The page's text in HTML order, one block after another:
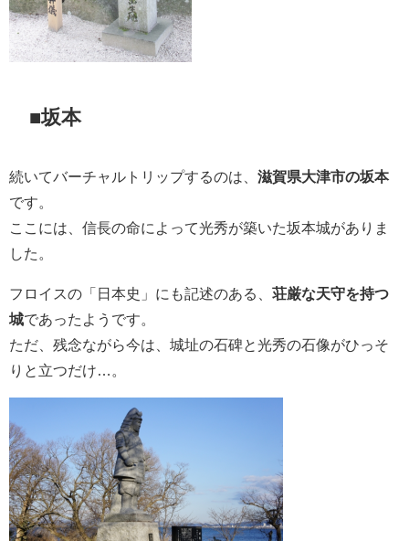
■坂本
続いてバーチャルトリップするのは、 滋賀県大津市の坂本
です。
ここには、信長の命によって光秀が築いた坂本城がありま
した。
フロイスの「日本史」にも記述のある、 荘厳な天守を持つ
城であったようです。
ただ、残念ながら今は、城址の石碑と光秀の石像がひっそ
りと立つだけ…。